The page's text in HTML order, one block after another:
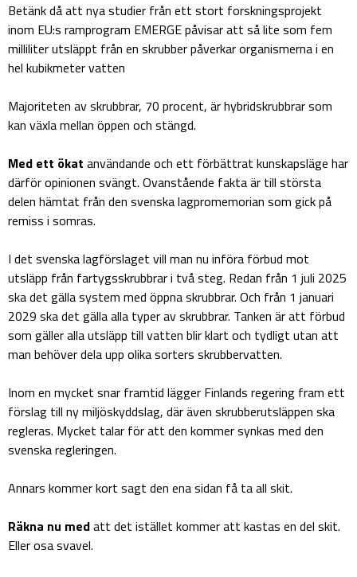
Betänk då att nya studier från ett stort forskningsprojekt
inom EU:s ramprogram EMERGE påvisar att så lite som fem
milliliter utsläppt från en skrubber påverkar organismerna i en
hel kubikmeter vatten
Majoriteten av skrubbrar, 70 procent, är hybridskrubbrar som
kan växla mellan öppen och stängd.
Med ett ökat användande och ett förbättrat kunskapsläge har
därför opinionen svängt. Ovanstående fakta är till största
delen hämtat från den svenska lagpromemorian som gick på
remiss i somras.
I det svenska lagförslaget vill man nu införa förbud mot
utsläpp från fartygsskrubbrar i två steg. Redan från 1 juli 2025
ska det gälla system med öppna skrubbrar. Och från 1 januari
2029 ska det gälla alla typer av skrubbrar. Tanken är att förbud
som gäller alla utsläpp till vatten blir klart och tydligt utan att
man behöver dela upp olika sorters skrubbervatten.
Inom en mycket snar framtid lägger Finlands regering fram ett
förslag till ny miljöskyddslag, där även skrubberutsläppen ska
regleras. Mycket talar för att den kommer synkas med den
svenska regleringen.
Annars kommer kort sagt den ena sidan få ta all skit.
Räkna nu medatt det istället kommer att kastas en del skit.
Eller osa svavel.